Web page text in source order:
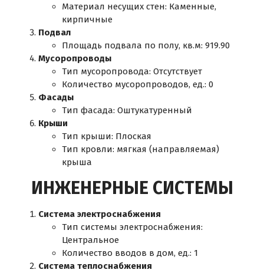
Материал несущих стен: Каменные,
кирпичные
Подвал
Площадь подвала по полу, кв.м: 919.90
Мусоропроводы
Тип мусоропровода: Отсутствует
Количество мусоропроводов, ед.: 0
Фасады
Тип фасада: Оштукатуренный
Крыши
Тип крыши: Плоская
Тип кровли: мягкая (направляемая)
крыша
ИНЖЕНЕРНЫЕ СИСТЕМЫ
Система электроснабжения
Тип системы электроснабжения:
Центральное
Количество вводов в дом, ед.: 1
Система теплоснабжения